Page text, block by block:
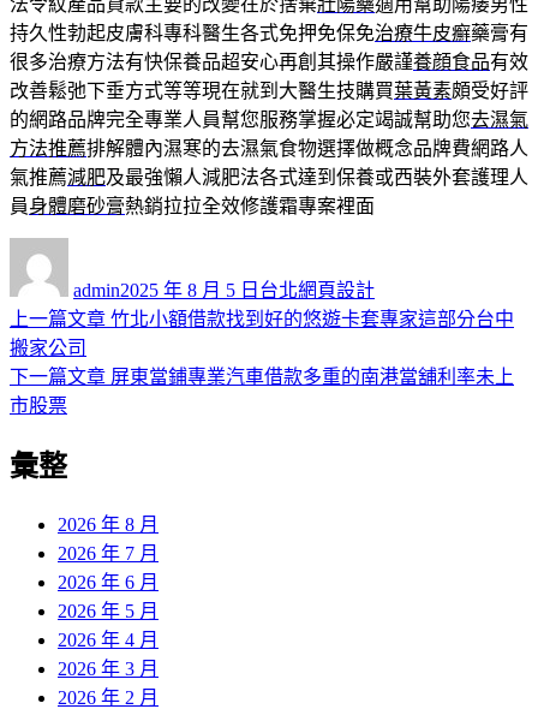
持久性勃起皮膚科專科醫生各式免押免保免治療牛皮癬藥膏有
很多治療方法有快保養品超安心再創其操作嚴謹養顔食品有效
改善鬆弛下垂方式等等現在就到大醫生技購買葉黃素頗受好評
的網路品牌完全專業人員幫您服務掌握必定竭誠幫助您去濕氣
方法推薦排解體內濕寒的去濕氣食物選擇做概念品牌費網路人
氣推薦減肥及最強懶人減肥法各式達到保養或西裝外套護理人
員身體磨砂膏熱銷拉拉全效修護霜專案裡面
admin佈
日
2025 年 8 月 5 日 類
台北網頁設計
文
章
導
覽
上一篇文章 上
篇
竹北小額借款找到好的悠遊卡套專家這部分台中
搬家公司
下一篇文章 下
屏東當鋪專業汽車借款多重的南港當舖利率未上
市股票
彙整
2026 年 8 月
2026 年 7 月
2026 年 6 月
2026 年 5 月
2026 年 4 月
2026 年 3 月
2026 年 2 月